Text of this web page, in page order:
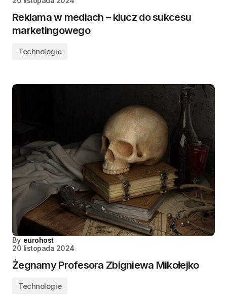
Reklama w mediach – klucz do sukcesu
marketingowego
Technologie
By eurohost
20 listopada 2024
Żegnamy Profesora Zbigniewa Mikołejko
Technologie